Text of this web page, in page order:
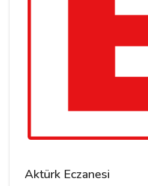
Aktürk Eczanesi